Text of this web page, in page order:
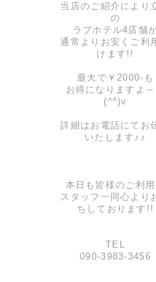
当店のご紹介により
の
ラブホテル4店舗
通常よりお安くご利
けます!!
最大で￥2000-も
お得になりますよ
(^^)v
詳細はお電話にてお
いたします♪♪
本日も皆様のご利
スタッフ一同心より
ちしております!!
TEL
090-3983-3456